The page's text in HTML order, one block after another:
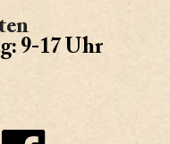
9-17 Uhr